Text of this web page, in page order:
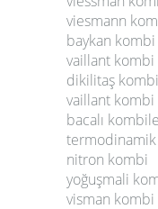
viesmann
baykan
vaillant kombi
dikilitaş
vaillant kombi
bacalı
nitron kombi
yoğuşmali
visman kombi